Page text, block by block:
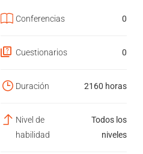
Conferencias 0
Cuestionarios 0
Duración 2160 horas
Nivel de
habilidad
Todos los
niveles